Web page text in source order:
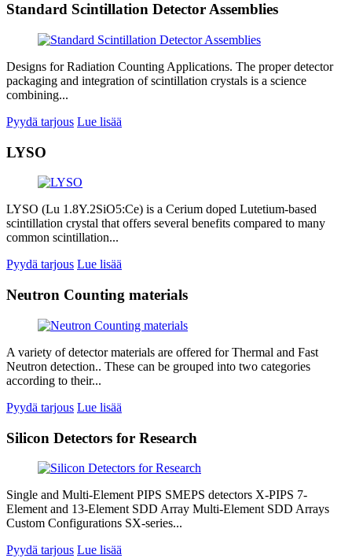
Standard Scintillation Detector Assemblies
Designs for Radiation Counting Applications. The proper detector
packaging and integration of scintillation crystals is a science
combining...
Pyydä tarjous Lue lisää
LYSO
LYSO (Lu 1.8Y.2SiO5:Ce) is a Cerium doped Lutetium-based
scintillation crystal that offers several benefits compared to many
common scintillation...
Pyydä tarjous Lue lisää
Neutron Counting materials
A variety of detector materials are offered for Thermal and Fast
Neutron detection.. These can be grouped into two categories
according to their...
Pyydä tarjous Lue lisää
Silicon Detectors for Research
Single and Multi-Element PIPS SMEPS detectors X-PIPS 7-
Element and 13-Element SDD Array Multi-Element SDD Arrays
Custom Configurations SX-series...
Pyydä tarjous Lue lisää